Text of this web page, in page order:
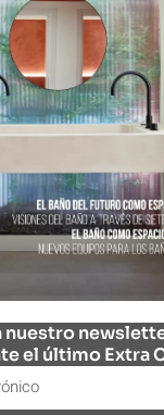
nuestro
el último Extra